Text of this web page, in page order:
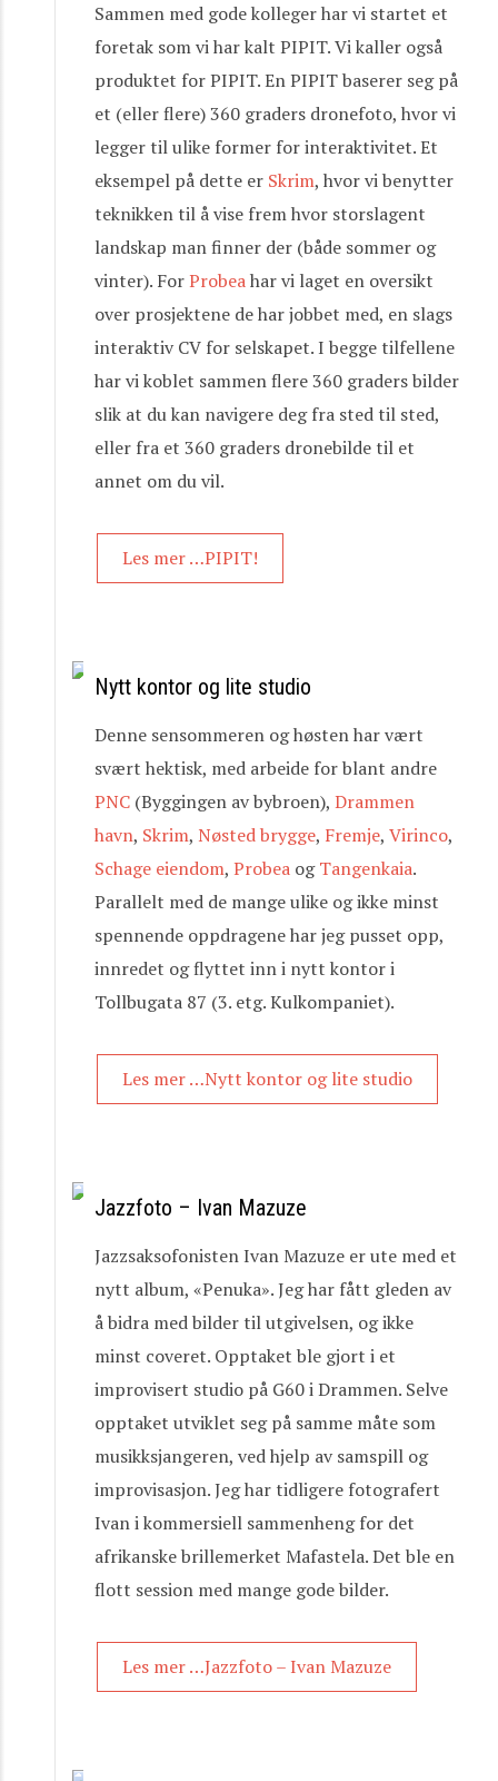
Sammen med gode kolleger har vi startet et
foretak som vi har kalt PIPIT. Vi kaller også
produktet for PIPIT. En PIPIT baserer seg på
et (eller flere) 360 graders dronefoto, hvor vi
legger til ulike former for interaktivitet. Et
eksempel på dette er Skrim, hvor vi benytter
teknikken til å vise frem hvor storslagent
landskap man finner der (både sommer og
vinter). ForProbeahar vi laget en oversikt
over prosjektene de har jobbet med, en slags
interaktiv CV for selskapet. I begge tilfellene
har vi koblet sammen flere 360 graders bilder
slik at du kan navigere deg fra sted til sted,
eller fra et 360 graders dronebilde til et
annet om du vil.
Les mer …PIPIT!
Nytt kontor og lite studio
Denne sensommeren og høsten har vært
svært hektisk, med arbeide for blant andre
PNC (Byggingen av bybroen), Drammen
havn, Skrim, Nøsted brygge, Fremje, Virinco,
Schage eiendom, Probea ogTangenkaia.
Parallelt med de mange ulike og ikke minst
spennende oppdragene har jeg pusset opp,
innredet og flyttet inn i nytt kontor i
Tollbugata 87 (3. etg. Kulkompaniet).
Les mer …Nytt kontor og lite studio
Jazzfoto – Ivan Mazuze
Jazzsaksofonisten Ivan Mazuze er ute med et
nytt album, «Penuka». Jeg har fått gleden av
å bidra med bilder til utgivelsen, og ikke
minst coveret. Opptaket ble gjort i et
improvisert studio på G60 i Drammen. Selve
opptaket utviklet seg på samme måte som
musikksjangeren, ved hjelp av samspill og
improvisasjon. Jeg har tidligere fotografert
Ivan i kommersiell sammenheng for det
afrikanske brillemerket Mafastela. Det ble en
flott session med mange gode bilder.
Les mer …Jazzfoto – Ivan Mazuze